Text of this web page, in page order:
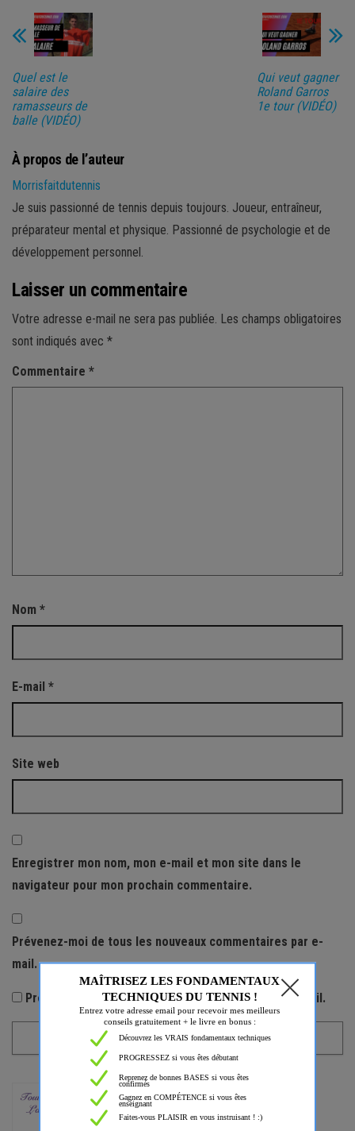
Quel est le
salaire des
ramasseurs de
balle (VIDÉO)
Qui veut gagner
Roland Garros
1e tour (VIDÉO)
À propos de l’auteur
Morrisfaitdutennis
Je suis passionné de tennis depuis toujours. Joueur, entraîneur,
préparateur mental et physique. Passionné de psychologie et de
développement personnel.
Laisser un commentaire
Votre adresse e-mail ne sera pas publiée. Les champs obligatoires
sont indiqués avec *
Commentaire *
Nom *
E-mail *
Site web
Enregistrer mon nom, mon e-mail et mon site dans le
navigateur pour mon prochain commentaire.
Prévenez-moi de tous les nouveaux commentaires par e-
mail.
Prévenez-moi de tous les nouveaux articles par e-mail.